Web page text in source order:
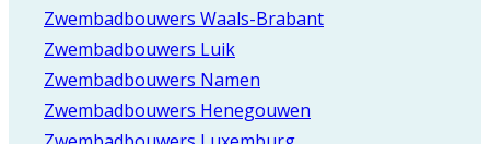
Zwembadbouwers Waals-Brabant
Zwembadbouwers Luik
Zwembadbouwers Namen
Zwembadbouwers Henegouwen